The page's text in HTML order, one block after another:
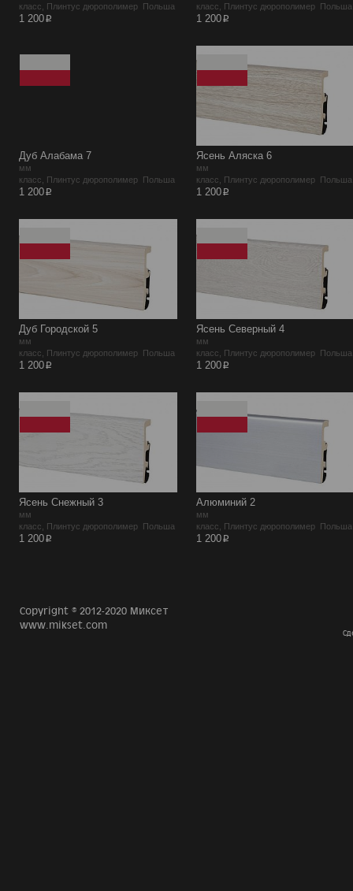
класс, Плинтус дюрополимер Польша
1 200p
класс, Плинтус дюрополимер Польша
1 200p
Дуб Алабама 7
мм
класс, Плинтус дюрополимер Польша
1 200p
Ясень Аляска 6
мм
класс, Плинтус дюрополимер Польша
1 200p
Дуб Городской 5
мм
класс, Плинтус дюрополимер Польша
1 200p
Ясень Северный 4
мм
класс, Плинтус дюрополимер Польша
1 200p
Ясень Снежный 3
мм
класс, Плинтус дюрополимер Польша
1 200p
Алюминий 2
мм
класс, Плинтус дюрополимер Польша
1 200p
Copyright © 2012-2020 Миксет
www.mikset.com